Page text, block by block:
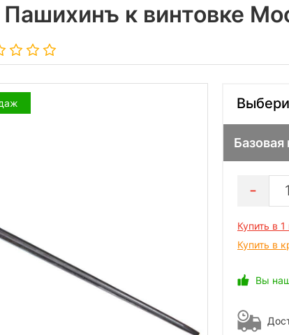
к винтовке
1
Купить в 1
Купить в
Вы